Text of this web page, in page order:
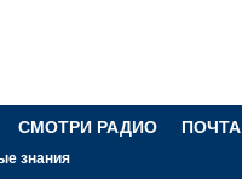
СМОТРИ РАДИО ПОЧТА
знания